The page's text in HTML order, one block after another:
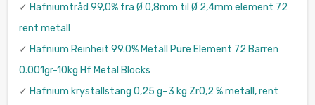
✓ Hafniumtråd 99,0% fra Ø 0,8mm til Ø 2,4mm element 72
rent metall
✓ Hafnium Reinheit 99.0% Metall Pure Element 72 Barren
0.001gr-10kg Hf Metal Blocks
✓ Hafnium krystallstang 0,25 g–3 kg Zr0,2 % metall, rent